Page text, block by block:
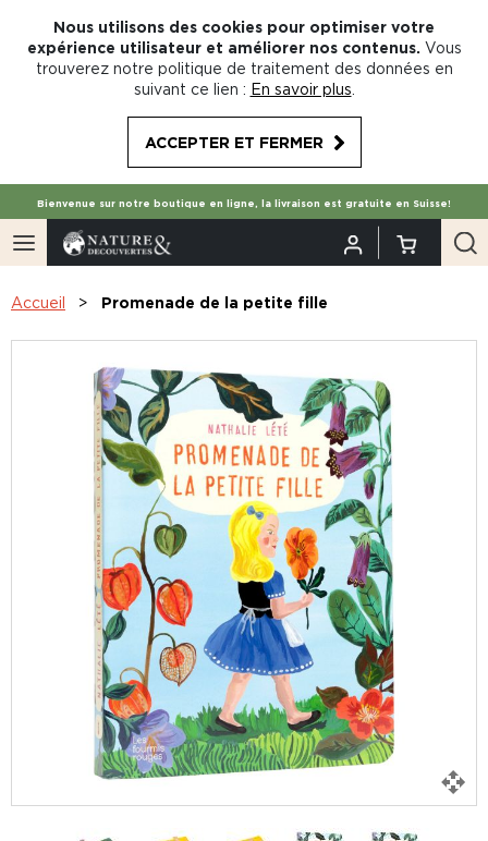
Nous utilisons des cookies pour optimiser votre
expérience utilisateur et améliorer nos contenus. Vous
trouverez notre politique de traitement des données en
suivant ce lien : En savoir plus
ACCEPTER ET FERMER
Bienvenue sur notre boutique en ligne, la livraison est gratuite en Suisse!
Accueil Promenade de la petite fille